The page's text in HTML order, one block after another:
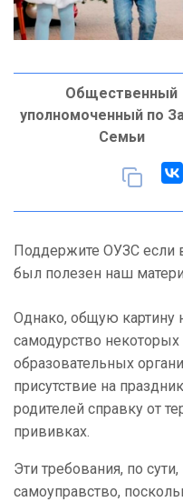
Общественный
уполномоченный по
Семьи
Поддержите ОУЗС если
был полезен наш
Однако, общую картину
самодурство некоторых
образовательных
присутствие на
родителей справку от
прививках.
Эти требования, по
самоуправство,